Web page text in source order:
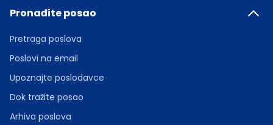
Pronađite posao
Pretraga poslova
Poslovi na email
Upoznajte poslodavce
Dok tražite posao
Arhiva poslova